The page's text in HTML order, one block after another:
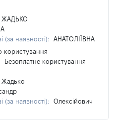
ЖАДЬКО
(за наявності):
АНАТОЛІЇВНА
користування
Безоплатне користування
Жадько
(за наявності):
Олексійович